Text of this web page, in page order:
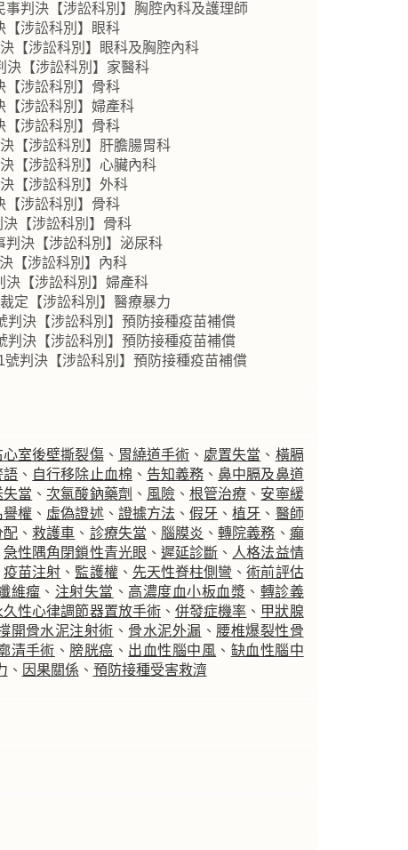
判決【涉訟科別】胸腔內科及護理師
【涉訟科別】眼科
【涉訟科別】眼科及胸腔內科
決【涉訟科別】家醫科
【涉訟科別】骨科
【涉訟科別】婦產科
【涉訟科別】骨科
【涉訟科別】肝膽腸胃科
【涉訟科別】心臟內科
【涉訟科別】外科
【涉訟科別】骨科
【涉訟科別】骨科
判決【涉訟科別】泌尿科
【涉訟科別】內科
決【涉訟科別】婦產科
定【涉訟科別】醫療暴力
決【涉訟科別】預防接種疫苗補償
決【涉訟科別】預防接種疫苗補償
判決【涉訟科別】預防接種疫苗補償
心室後壁撕裂傷、 胃繞道手術 、 處置失當 、 橫膈
語 、 自行移除止血棉 、 告知義務 、鼻中膈及鼻道
失當 、次氯酸鈉藥劑 、 風險 、根管治療 、 安寧緩
譽權 、 虛偽證述、 證據方法 、假牙 、植牙 、 醫師
配 、救護車 、 診療失當 、 腦膜炎 、轉院義務 、 癲
急性隅角閉鎖性青光眼 、 遲延診斷 、 人格法益情
疫苗注射 、 監護權、 先天性脊柱側彎 、術前評估
維瘤 、 注射失當 、 高濃度血小板血漿 、 轉診義
久性心律調節器置放手術、 併發症機率 、 甲狀腺
開骨水泥注射術 、 骨水泥外漏 、 腰椎爆裂性骨
清手術 、 膀胱癌 、 出血性腦中風 、 缺血性腦中
、 因果關係 、 預防接種受害救濟